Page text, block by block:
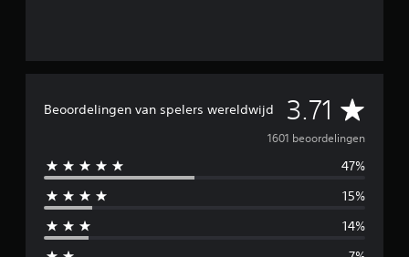
Beoordelingen van spelers wereldwijd 3.71 G
e
m
1601 beoordelingen
47%
15%
14%